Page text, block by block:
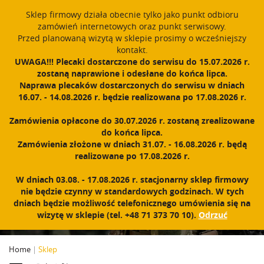
{dataLayer.push(arguments);} gtag('js', new Date()); gtag('config',
'UA-11892555-1');
PROUDLY MADE IN POLAND SINCE 1984 Polski
Zarejestruj się Zaloguj się 0
N
w
g
j
a
PRODUKTY
Home | Sklep
Sklep firmowy działa obecnie tylko jako punkt odbioru
zamówień internetowych oraz punkt serwisowy.
Przed planowaną wizytą w sklepie prosimy o wcześniejszy
kontakt.
UWAGA!!! Plecaki dostarczone do serwisu do 15.07.2026 r.
zostaną naprawione i odesłane do końca lipca.
Naprawa plecaków dostarczonych do serwisu w dniach
16.07. - 14.08.2026 r. będzie realizowana po 17.08.2026 r.
Zamówienia opłacone do 30.07.2026 r. zostaną zrealizowane
do końca lipca.
Zamówienia złożone w dniach 31.07. - 16.08.2026 r. będą
realizowane po 17.08.2026 r.
W dniach 03.08. - 17.08.2026 r. stacjonarny sklep firmowy
nie będzie czynny w standardowych godzinach. W tych
dniach będzie możliwość telefonicznego umówienia się na
wizytę w sklepie (tel. +48 71 373 70 10). Odrzuć